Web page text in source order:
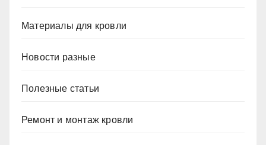
Материалы для кровли
Новости разные
Полезные статьи
Ремонт и монтаж кровли